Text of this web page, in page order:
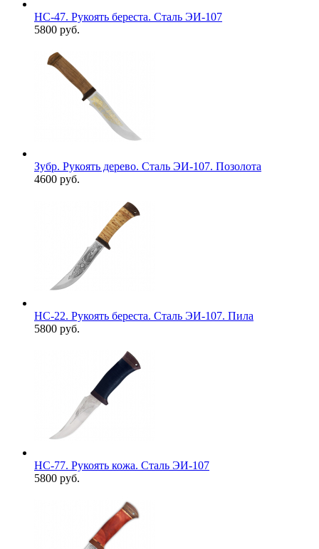
НС-47. Рукоять береста. Сталь ЭИ-107
5800 руб.
Зубр. Рукоять дерево. Сталь ЭИ-107. Позолота
4600 руб.
НС-22. Рукоять береста. Сталь ЭИ-107. Пила
5800 руб.
НС-77. Рукоять кожа. Сталь ЭИ-107
5800 руб.